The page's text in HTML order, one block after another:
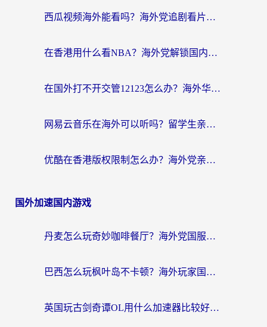
西瓜视频海外能看吗？海外党追剧看片的终极解决方案来了
在香港用什么看NBA？海外党解锁国内体育直播的终极攻略
在国外打不开交管12123怎么办？海外华人必看的回国加速全攻略
网易云音乐在海外可以听吗？留学生亲测有效的回国加速方案
优酷在香港版权限制怎么办？海外党亲测有效的追剧加速方案
国外加速国内游戏
丹麦怎么玩奇妙咖啡餐厅？海外党国服游戏加速全攻略（附灌篮高手元气骑士实测）
巴西怎么玩枫叶岛不卡顿？海外玩家国服游戏加速器终极指南（含战双野兽领主提速秘籍）
英国玩古剑奇谭OL用什么加速器比较好？留学生亲测有效的国服游戏加速指南